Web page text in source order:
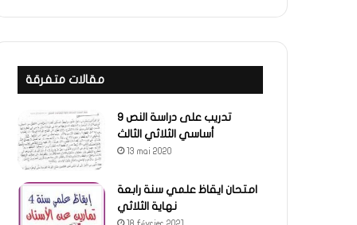
مقالات متفرقة
تدريب على دراسة النص 9
أساسي الثلاثي الثالث
13 mai 2020
امتحان ايقاظ علمي سنة رابعة
نهاية الثلاثي